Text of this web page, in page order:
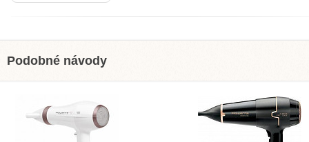
Podobné návody